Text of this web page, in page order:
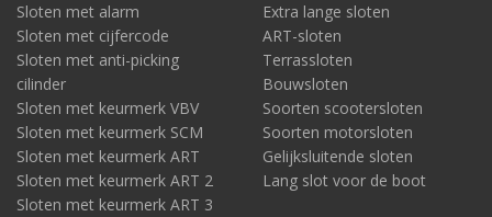
Sloten met alarm
Sloten met cijfercode
Sloten met anti-picking
cilinder
Sloten met keurmerk VBV
Sloten met keurmerk SCM
Sloten met keurmerk ART
Sloten met keurmerk ART 2
Sloten met keurmerk ART 3
Extra lange sloten
ART-sloten
Terrassloten
Bouwsloten
Soorten scootersloten
Soorten motorsloten
Gelijksluitende sloten
Lang slot voor de boot